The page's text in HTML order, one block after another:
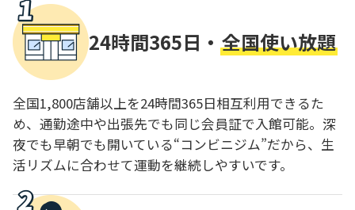
24時間365日・ 全国使い放題
全国1,800店舗以上を24時間365日相互利用できるた
め、通勤途中や出張先でも同じ会員証で入館可能。深
夜でも早朝でも開いている“コンビニジム”だから、生
活リズムに合わせて運動を継続しやすいです。